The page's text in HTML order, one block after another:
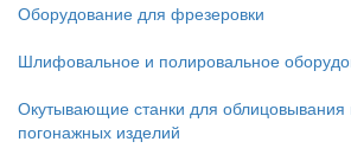
Оборудование для фрезеровки
Шлифовальное и полировальное
Окутывающие станки для облицовывания
погонажных изделий